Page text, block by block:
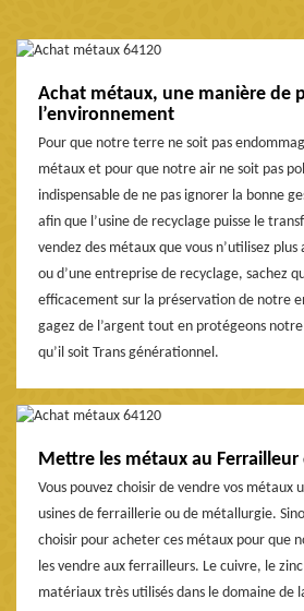
Achat métaux, une manière de
l’environnement
Pour que notre terre ne soit pas
métaux et pour que notre air ne soit pas
indispensable de ne pas ignorer la bonne
afin que l’usine de recyclage puisse le
vendez des métaux que vous n’utilisez
ou d’une entreprise de recyclage, sachez
efficacement sur la préservation de notre
gagez de l’argent tout en protégeons
qu’il soit Trans générationnel.
Mettre les métaux au Ferrailleur
Vous pouvez choisir de vendre vos métaux
usines de ferraillerie ou de métallurgie.
choisir pour acheter ces métaux pour que
les vendre aux ferrailleurs. Le cuivre, le
matériaux très utilisés dans le domaine de